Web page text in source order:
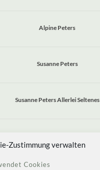
Zustimmung verwalten
Cookies
Alpine Peters
Susanne Peters
Susanne Peters Allerlei Seltenes